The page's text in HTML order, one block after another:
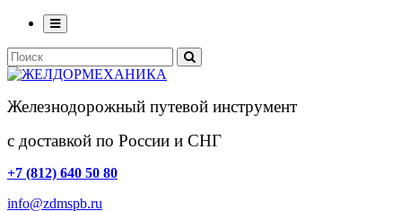
Железнодорожный путевой инструмент
с доставкой по России и СНГ
+7 (812) 640 50 80
info@zdmspb.ru